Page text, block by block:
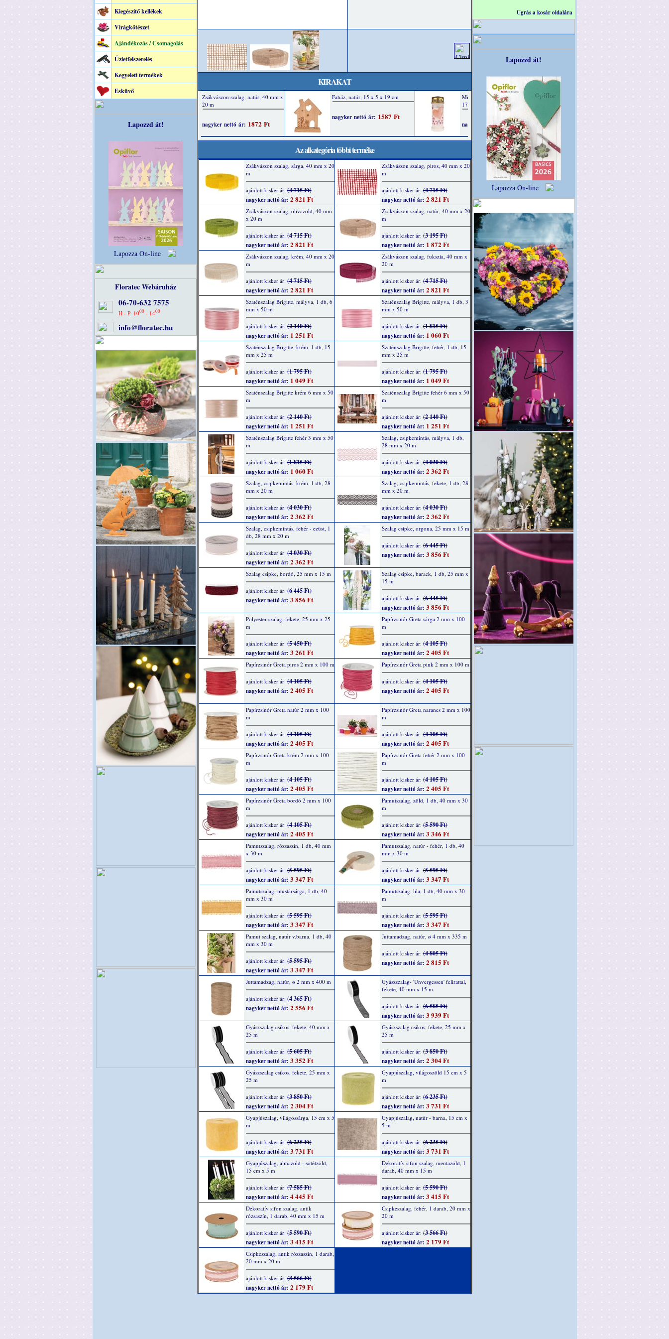
Kiegészítő kellékek
Virágkötészet
Ajándékozás / Csomagolás
Üzletfelszerelés
Kegyeleti termékek
Esküvő
Lapozzd át!
Lapozza On-line
Floratec Webáruház
06-70-632 7575
H - P: 1000 - 1400
info@floratec.hu
KIRAKAT
Az alkategória többi terméke
Zsákvászon szalag, sárga, 40 mm x 20
m
ajánlott kisker ár:(4 715 Ft)
nagyker nettó ár: 2 821 Ft
Zsákvászon szalag, piros, 40 mm x 20
m
ajánlott kisker ár:(4 715 Ft)
nagyker nettó ár: 2 821 Ft
Zsákvászon szalag, olivazöld, 40 mm
x 20 m
ajánlott kisker ár:(4 715 Ft)
nagyker nettó ár: 2 821 Ft
Zsákvászon szalag, natúr, 40 mm x 20
m
ajánlott kisker ár:(3 195 Ft)
nagyker nettó ár: 1 872 Ft
Zsákvászon szalag, krém, 40 mm x 20
m
ajánlott kisker ár:(4 715 Ft)
nagyker nettó ár: 2 821 Ft
Zsákvászon szalag, fukszia, 40 mm x
20 m
ajánlott kisker ár:(4 715 Ft)
nagyker nettó ár: 2 821 Ft
Szaténszalag Brigitte, mályva, 1 db, 6
mm x 50 m
ajánlott kisker ár:(2 140 Ft)
nagyker nettó ár: 1 251 Ft
Szaténszalag Brigitte, mályva, 1 db, 3
mm x 50 m
ajánlott kisker ár:(1 815 Ft)
nagyker nettó ár: 1 060 Ft
Szaténszalag Brigitte, krém, 1 db, 15
mm x 25 m
ajánlott kisker ár:(1 795 Ft)
nagyker nettó ár: 1 049 Ft
Szaténszalag Brigitte, fehér, 1 db, 15
mm x 25 m
ajánlott kisker ár:(1 795 Ft)
nagyker nettó ár: 1 049 Ft
Szaténszalag Brigitte krém 6 mm x 50
m
ajánlott kisker ár:(2 140 Ft)
nagyker nettó ár: 1 251 Ft
Szaténszalag Brigitte fehér 6 mm x 50
m
ajánlott kisker ár:(2 140 Ft)
nagyker nettó ár: 1 251 Ft
Szaténszalag Brigitte fehér 3 mm x 50
m
ajánlott kisker ár:(1 815 Ft)
nagyker nettó ár: 1 060 Ft
Szalag, csipkemintás, mályva, 1 db,
28 mm x 20 m
ajánlott kisker ár:(4 030 Ft)
nagyker nettó ár: 2 362 Ft
Szalag, csipkemintás, krém, 1 db, 28
mm x 20 m
ajánlott kisker ár:(4 030 Ft)
nagyker nettó ár: 2 362 Ft
Szalag, csipkemintás, fekete, 1 db, 28
mm x 20 m
ajánlott kisker ár:(4 030 Ft)
nagyker nettó ár: 2 362 Ft
Szalag, csipkemintás, fehér - ezüst, 1
db, 28 mm x 20 m
ajánlott kisker ár:(4 030 Ft)
nagyker nettó ár: 2 362 Ft
Szalag csipke, orgona, 25 mm x 15 m
ajánlott kisker ár:(6 445 Ft)
nagyker nettó ár: 3 856 Ft
Szalag csipke, bordó, 25 mm x 15 m
ajánlott kisker ár:(6 445 Ft)
nagyker nettó ár: 3 856 Ft
Szalag csipke, barack, 1 db, 25 mm x
15 m
ajánlott kisker ár:(6 445 Ft)
nagyker nettó ár: 3 856 Ft
Polyester szalag, fekete, 25 mm x 25
m
ajánlott kisker ár:(5 450 Ft)
nagyker nettó ár: 3 261 Ft
Papírzsinór Greta sárga 2 mm x 100
m
ajánlott kisker ár:(4 105 Ft)
nagyker nettó ár: 2 405 Ft
Papírzsinór Greta piros 2 mm x 100 m
ajánlott kisker ár:(4 105 Ft)
nagyker nettó ár: 2 405 Ft
Papírzsinór Greta pink 2 mm x 100 m
ajánlott kisker ár:(4 105 Ft)
nagyker nettó ár: 2 405 Ft
Papírzsinór Greta natúr 2 mm x 100
m
ajánlott kisker ár:(4 105 Ft)
nagyker nettó ár: 2 405 Ft
Papírzsinór Greta narancs 2 mm x 100
m
ajánlott kisker ár:(4 105 Ft)
nagyker nettó ár: 2 405 Ft
Papírzsinór Greta krém 2 mm x 100
m
ajánlott kisker ár:(4 105 Ft)
nagyker nettó ár: 2 405 Ft
Papírzsinór Greta fehér 2 mm x 100
m
ajánlott kisker ár:(4 105 Ft)
nagyker nettó ár: 2 405 Ft
Papírzsinór Greta bordó 2 mm x 100
m
ajánlott kisker ár:(4 105 Ft)
nagyker nettó ár: 2 405 Ft
Pamutszalag, zöld, 1 db, 40 mm x 30
m
ajánlott kisker ár:(5 590 Ft)
nagyker nettó ár: 3 346 Ft
Pamutszalag, rózsaszín, 1 db, 40 mm
x 30 m
ajánlott kisker ár:(5 595 Ft)
nagyker nettó ár: 3 347 Ft
Pamutszalag, natúr - fehér, 1 db, 40
mm x 30 m
ajánlott kisker ár:(5 595 Ft)
nagyker nettó ár: 3 347 Ft
Pamutszalag, mustársárga, 1 db, 40
mm x 30 m
ajánlott kisker ár:(5 595 Ft)
nagyker nettó ár: 3 347 Ft
Pamutszalag, lila, 1 db, 40 mm x 30
m
ajánlott kisker ár:(5 595 Ft)
nagyker nettó ár: 3 347 Ft
Pamut szalag, natúr v.barna, 1 db, 40
mm x 30 m
ajánlott kisker ár:(5 595 Ft)
nagyker nettó ár: 3 347 Ft
Juttamadzag, natúr, ø 4 mm x 335 m
ajánlott kisker ár:(4 805 Ft)
nagyker nettó ár: 2 815 Ft
Juttamadzag, natúr, ø 2 mm x 400 m
ajánlott kisker ár:(4 365 Ft)
nagyker nettó ár: 2 556 Ft
Gyászszalag- 'Unvergessen' felirattal,
fekete, 40 mm x 15 m
ajánlott kisker ár:(6 585 Ft)
nagyker nettó ár: 3 939 Ft
Gyászszalag csíkos, fekete, 40 mm x
25 m
ajánlott kisker ár:(5 605 Ft)
nagyker nettó ár: 3 352 Ft
Gyászszalag csíkos, fekete, 25 mm x
25 m
ajánlott kisker ár:(3 850 Ft)
nagyker nettó ár: 2 304 Ft
Gyászszalag csíkos, fekete, 25 mm x
25 m
ajánlott kisker ár:(3 850 Ft)
nagyker nettó ár: 2 304 Ft
Gyapjúszalag, világoszöld 15 cm x 5
m
ajánlott kisker ár:(6 235 Ft)
nagyker nettó ár: 3 731 Ft
Gyapjúszalag, világossárga, 15 cm x 5
m
ajánlott kisker ár:(6 235 Ft)
nagyker nettó ár: 3 731 Ft
Gyapjúszalag, natúr - barna, 15 cm x
5 m
ajánlott kisker ár:(6 235 Ft)
nagyker nettó ár: 3 731 Ft
Gyapjúszalag, almazöld - sötétzöld,
15 cm x 5 m
ajánlott kisker ár:(7 585 Ft)
nagyker nettó ár: 4 445 Ft
Dekoratív sifon szalag, mentazöld, 1
darab, 40 mm x 15 m
ajánlott kisker ár:(5 590 Ft)
nagyker nettó ár: 3 415 Ft
Dekoratív sifon szalag, antik
rózsaszín, 1 darab, 40 mm x 15 m
ajánlott kisker ár:(5 590 Ft)
nagyker nettó ár: 3 415 Ft
Csipkeszalag, fehér, 1 darab, 20 mm x
20 m
ajánlott kisker ár:(3 566 Ft)
nagyker nettó ár: 2 179 Ft
Csipkeszalag, antik rózsaszín, 1 darab,
20 mm x 20 m
ajánlott kisker ár:(3 566 Ft)
nagyker nettó ár: 2 179 Ft
Ugrás a kosár oldalára
Lapozzd át!
Lapozza On-line